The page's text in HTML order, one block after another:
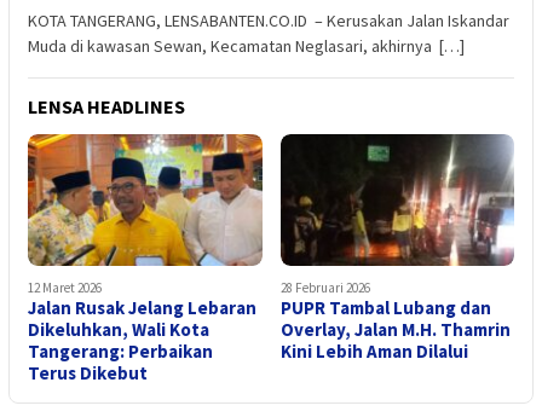
KOTA TANGERANG, LENSABANTEN.CO.ID – Kerusakan Jalan Iskandar
Muda di kawasan Sewan, Kecamatan Neglasari, akhirnya […]
LENSA HEADLINES
12 Maret 2026
Jalan Rusak Jelang Lebaran
Dikeluhkan, Wali Kota
Tangerang: Perbaikan
Terus Dikebut
28 Februari 2026
PUPR Tambal Lubang dan
Overlay, Jalan M.H. Thamrin
Kini Lebih Aman Dilalui